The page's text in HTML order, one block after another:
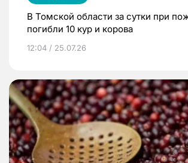
В Томской области за сутки при
погибли 10 кур и корова
12:04 / 25.07.26